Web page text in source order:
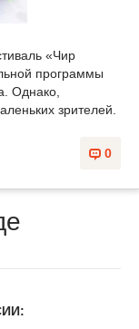
«Чир
программы
Однако,
зрителей.
0